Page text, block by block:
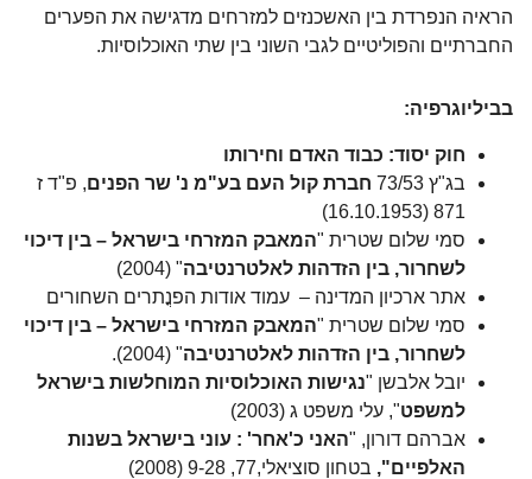
הראיה הנפרדת בין האשכנזים למזרחים מדגישה את הפערים
החברתיים והפוליטיים לגבי השוני בין שתי האוכלוסיות.
בביליוגרפיה:
חוק יסוד: כבוד האדם וחירותו
בג"ץ 73/53
חברת קול העם בע"מ נ' שר הפנים, פ"ד ז
871 (16.10.1953)
סמי שלום שטרית "המאבק המזרחי בישראל – בין דיכוי
לשחרור, בין הזדהות לאלטרנטיבה" (2004)
אתר ארכיון המדינה – עמוד אודות הפנֳתרים השחורים
סמי שלום שטרית "המאבק המזרחי בישראל – בין דיכוי
לשחרור, בין הזדהות לאלטרנטיבה" (2004).
יובל אלבשן "נגישות האוכלוסיות המוחלשות בישראל
למשפט", עלי משפט ג (2003)
אברהם דורון, "האני כ'אחר' : עוני בישראל בשנות
האלפיים", בטחון סוציאלי,77, 9-28 (2008)